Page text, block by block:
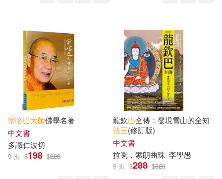
伊藤道郎(3) 全道豐(3)
利曉文(3) 史迪格．博德森(3)
四川省檔案館(3)
多識仁波切(3)
尚．德．布倫諾夫(3)
Hyperion(9) 中國書店(9)
和平國際(9) 大樂文化(9)
柿子文化(9) 積木文化(9)
親子天下(9) 野人(9)
Melo Classic(8)
宗喀巴大師佛學名著
中文書
多識仁波切
9 折 $198 $220
龍欽巴全傳：發現雪山的全知
法王(修訂版)
中文書
拉喇．索朗曲珠 李學愚
9 折 $288 $320